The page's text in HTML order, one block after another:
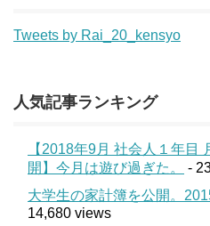
Tweets by Rai_20_kensyo
人気記事ランキング
【2018年9月 社会人１年目
開】今月は遊び過ぎた。
-
大学生の家計簿を公開。
14,680 views